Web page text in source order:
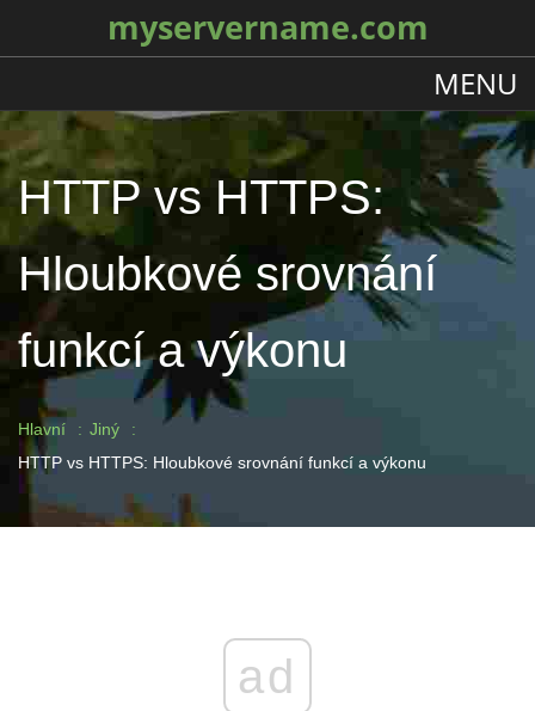
myservername.com
MENU
HTTP vs HTTPS:
Hloubkové srovnání
funkcí a výkonu
Hlavní
Jiný
HTTP vs HTTPS: Hloubkové srovnání funkcí a výkonu
ad